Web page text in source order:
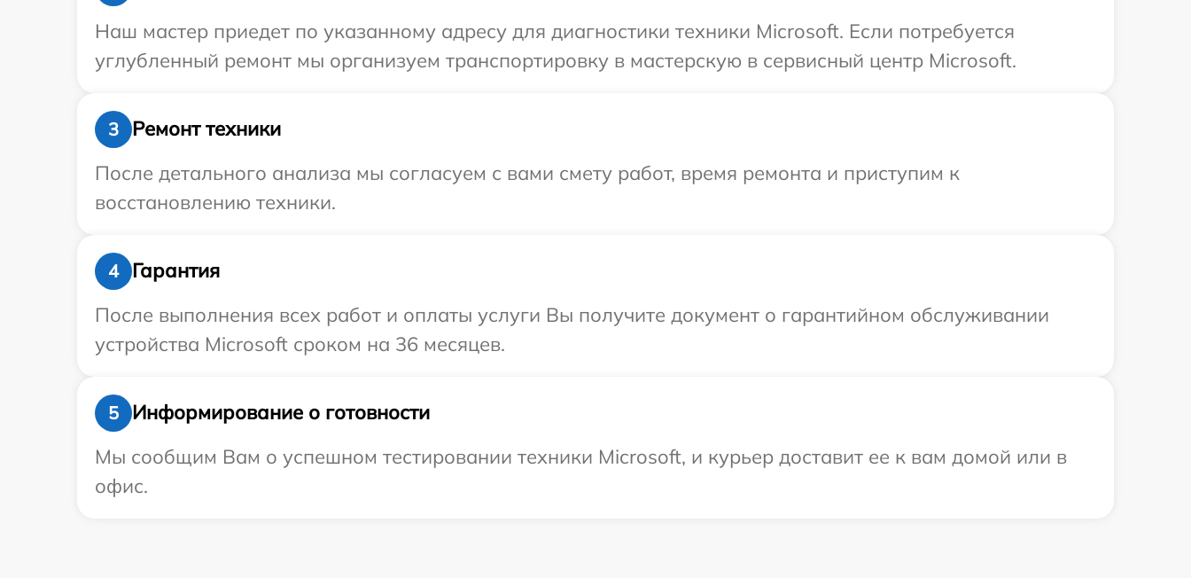
Наш мастер приедет по указанному адресу для диагностики техники Microsoft. Если потребуется
углубленный ремонт мы организуем транспортировку в мастерскую в сервисный центр Microsoft.
3
Ремонт техники
После детального анализа мы согласуем с вами смету работ, время ремонта и приступим к
восстановлению техники.
4
Гарантия
После выполнения всех работ и оплаты услуги Вы получите документ о гарантийном обслуживании
устройства Microsoft сроком на 36 месяцев.
5
Информирование о готовности
Мы сообщим Вам о успешном тестировании техники Microsoft, и курьер доставит ее к вам домой или в
офис.